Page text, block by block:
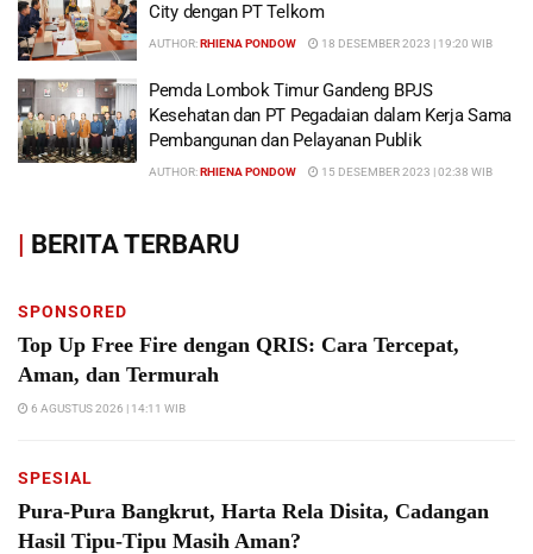
City dengan PT Telkom
AUTHOR:RHIENA PONDOW 18 DESEMBER 2023 | 19:20 WIB
Pemda Lombok Timur Gandeng BPJS
Kesehatan dan PT Pegadaian dalam Kerja Sama
Pembangunan dan Pelayanan Publik
AUTHOR:RHIENA PONDOW 15 DESEMBER 2023 | 02:38 WIB
| BERITA TERBARU
SPONSORED
Top Up Free Fire dengan QRIS: Cara Tercepat,
Aman, dan Termurah
6 AGUSTUS 2026 | 14:11 WIB
SPESIAL
Pura-Pura Bangkrut, Harta Rela Disita, Cadangan
Hasil Tipu-Tipu Masih Aman?